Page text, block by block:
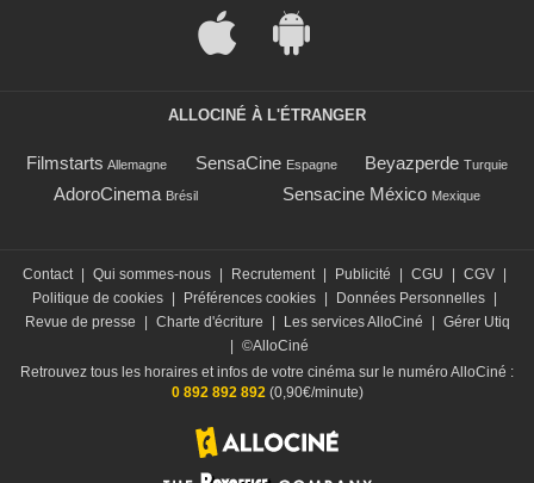
ALLOCINÉ À L'ÉTRANGER
Filmstarts Allemagne SensaCine Espagne Beyazperde Turquie
AdoroCinema Brésil Sensacine México Mexique
Contact | Qui sommes-nous | Recrutement | Publicité | CGU | CGV |
Politique de cookies | Préférences cookies | Données Personnelles |
Revue de presse
| Charte d'écriture | Les services AlloCiné | Gérer Utiq
| ©AlloCiné
Retrouvez tous les horaires et infos de votre cinéma sur le numéro AlloCiné :
0 892 892 892 (0,90€/minute)